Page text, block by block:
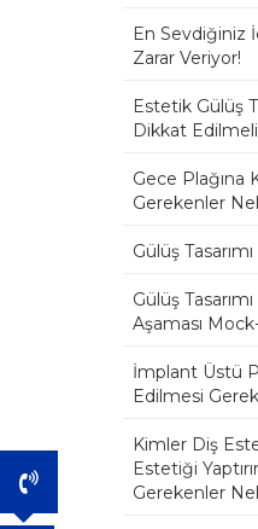
En Sevdiğiniz
Zarar Veriyor!
Estetik Gülüş
Dikkat
Gece Plağına
Gerekenler
Gülüş
Gülüş
Aşaması
İmplant Üstü
Edilmesi
Kimler Diş
Estetiği
Gerekenler